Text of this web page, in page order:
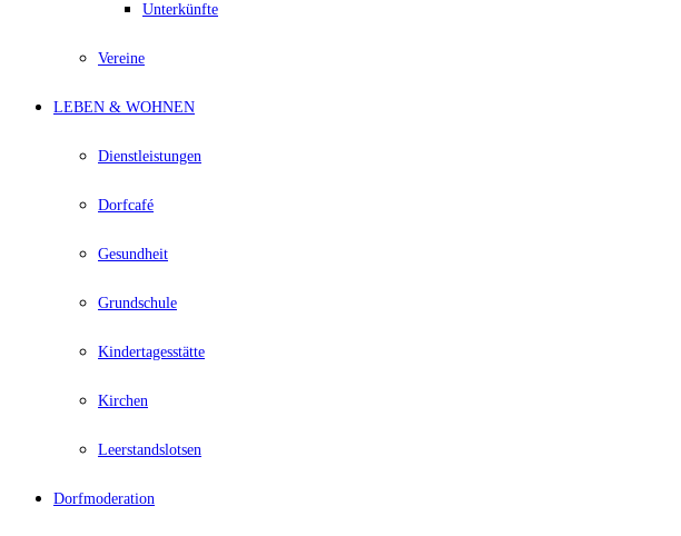
Unterkünfte
Vereine
LEBEN & WOHNEN
Dienstleistungen
Dorfcafé
Gesundheit
Grundschule
Kindertagesstätte
Kirchen
Leerstandslotsen
Dorfmoderation